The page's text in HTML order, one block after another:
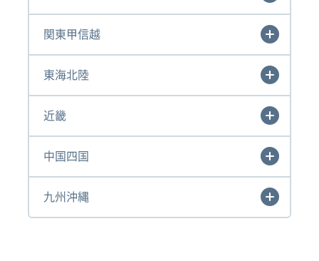
関東甲信越
東海北陸
近畿
中国四国
九州沖縄